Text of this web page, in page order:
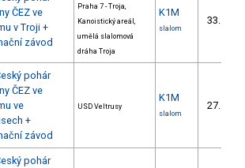
ČEZ ve
v Troji +
závod
Praha 7 - Troja,
Kanoistický areál,
umělá slalomová
dráha Troja
K1M
slalom
33.
pohár
ČEZ ve
ve
+
závod
USD Veltrusy
K1M
slalom
27.
pohár